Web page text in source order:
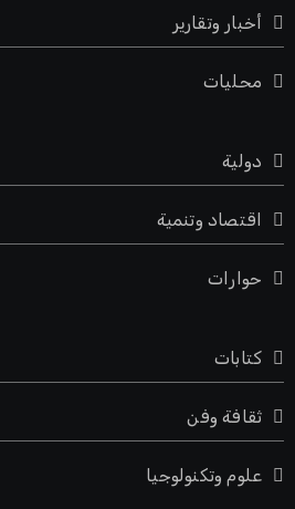
أخبار وتقارير
محليات
دولية
اقتصاد وتنمية
حوارات
كتابات
ثقافة وفن
علوم وتكنولوجيا